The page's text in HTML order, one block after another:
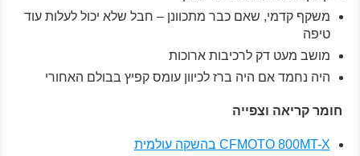
משקף קדמי, שאם כבר מתכוונן – חבל שלא יכול לעלות עוד
טיפה
מושב מעט דק לרכיבות ארוכות
היה נחמד אם היה ברז לכיוון עומס קפיץ בבולם האחורי
חומר קריאה וצפייה
CFMOTO 800MT-X בהשקה עולמית